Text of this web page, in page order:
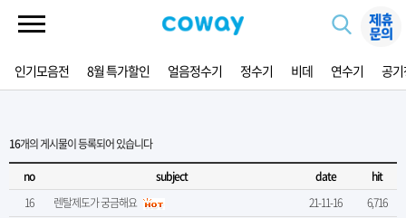
인기모음전 8월 특가할인 얼음정수기 정수기 비데 연수기 공
16개의 게시물이 등록되어 있습니다
no
subject date
hit
16
렌탈제도가 궁금해요 21-11-16
6,716